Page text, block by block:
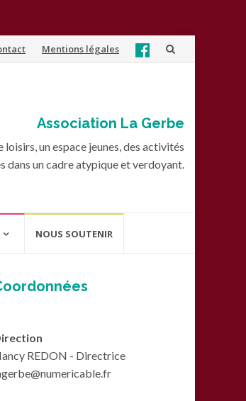
Mentions légales
Association La Gerbe
un espace jeunes, des activités
dans un cadre atypique et verdoyant.
NOUS SOUTENIR
REDON - Directrice